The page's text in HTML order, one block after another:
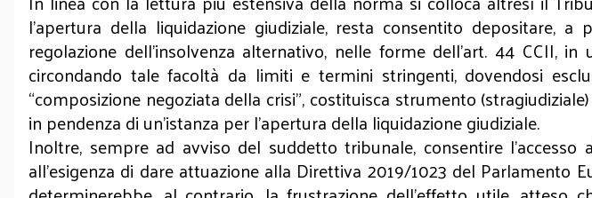
l'apertura della liquidazione giudiziale, resta consentito depositare,
regolazione dell'insolvenza alternativo, nelle forme dell'art. 44 CCII,
circondando tale facoltà da limiti e termini stringenti, dovendosi
“composizione negoziata della crisi”, costituisca strumento
in pendenza di un’istanza per l’apertura della liquidazione giudiziale.
Inoltre, sempre ad avviso del suddetto tribunale, consentire
all’esigenza di dare attuazione alla Direttiva 2019/1023 del Parlamento